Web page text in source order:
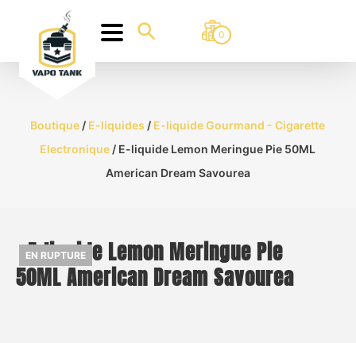
0
Boutique / E-liquides / E-liquide Gourmand - Cigarette
Electronique / E-liquide Lemon Meringue Pie 50ML
American Dream Savourea
E-liquide Lemon Meringue Pie
50ML American Dream Savourea
EN RUPTURE